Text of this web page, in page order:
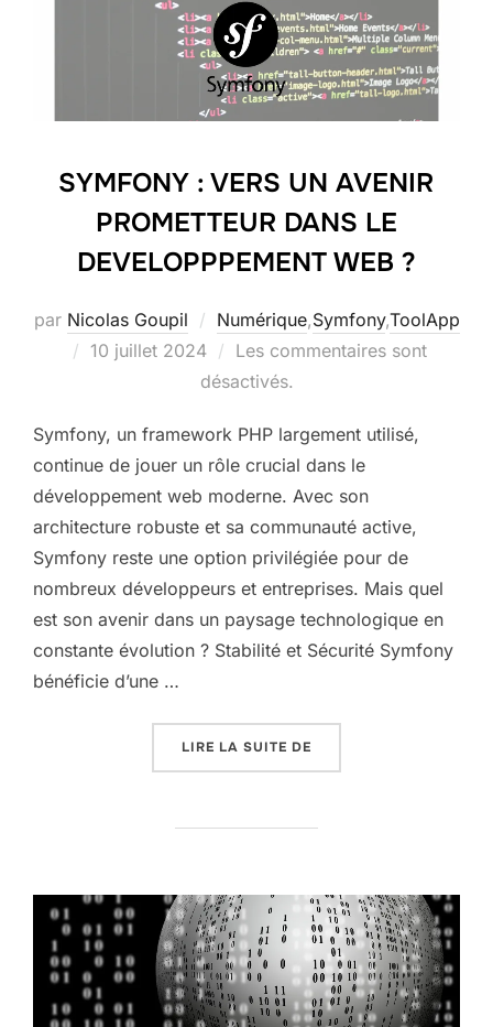
SYMFONY : VERS UN AVENIR
PROMETTEUR DANS LE
DEVELOPPPEMENT WEB ?
par Nicolas Goupil Numérique,Symfony,ToolApp
Publié
10 juillet 2024
Les commentaires sont
désactivés.
Symfony, un framework PHP largement utilisé,
continue de jouer un rôle crucial dans le
développement web moderne. Avec son
architecture robuste et sa communauté active,
Symfony reste une option privilégiée pour de
nombreux développeurs et entreprises. Mais quel
est son avenir dans un paysage technologique en
constante évolution ? Stabilité et Sécurité Symfony
bénéficie d’une …
LIRE LA SUITE DE